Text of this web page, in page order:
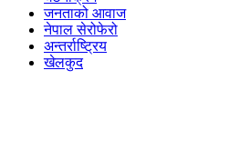
जनताको आवाज
नेपाल सेरोफेरो
अन्तर्राष्ट्रिय
खेलकुद